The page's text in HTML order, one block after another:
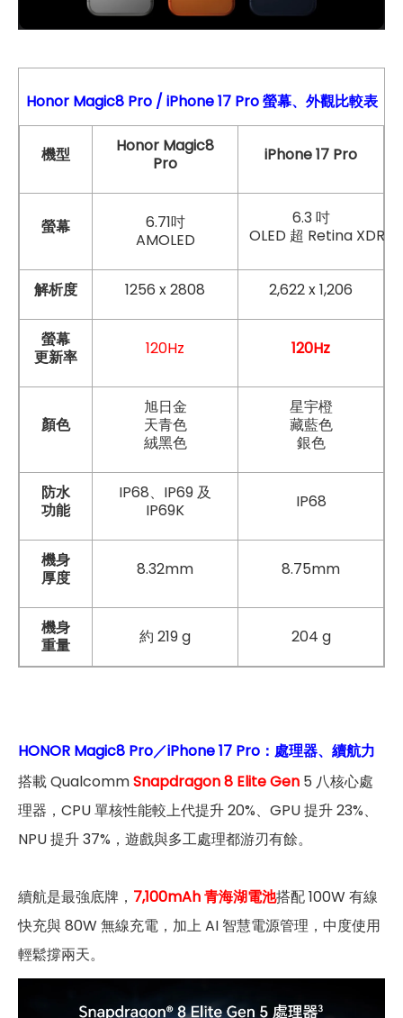
Honor Magic8 Pro/ iPhone 17 Pro螢幕、外觀比較表
機型
Honor Magic8
Pro
iPhone 17 Pro
螢幕
6.71吋
AMOLED
6.3 吋
OLED 超 Retina XDR
解析度 1256 x 2808 2,622 x 1,206
螢幕
更新率
120Hz 120Hz
顏色
旭日金
天青色
絨黑色
星宇橙
藏藍色
銀色
防水
功能
IP68、IP69 及
IP69K
IP68
機身
厚度
8.32mm 8.75mm
機身
重量
約 219 g 204 g
HONOR Magic8 Pro／iPhone 17 Pro：處理器、續航力
搭載 QualcommSnapdragon 8 Elite Gen 5 八核心處
理器，CPU 單核性能較上代提升 20%、GPU 提升 23%、
NPU 提升 37%，遊戲與多工處理都游刃有餘。
續航是最強底牌， 7,100mAh 青海湖電池搭配 100W 有線
快充與 80W 無線充電，加上 AI 智慧電源管理，中度使用
輕鬆撐兩天。